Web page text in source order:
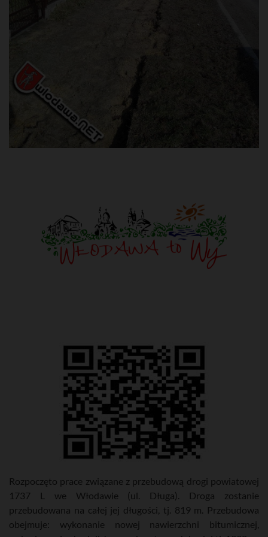
Rozpoczęto prace związane z przebudową drogi powiatowej
1737 L we Włodawie (ul. Długa). Droga zostanie
przebudowana na całej jej długości, tj. 819 m. Przebudowa
obejmuje: wykonanie nowej nawierzchni bitumicznej,